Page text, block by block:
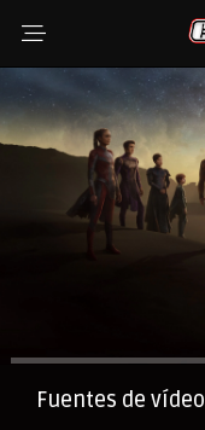
Anuncio
Fuentes de vídeo